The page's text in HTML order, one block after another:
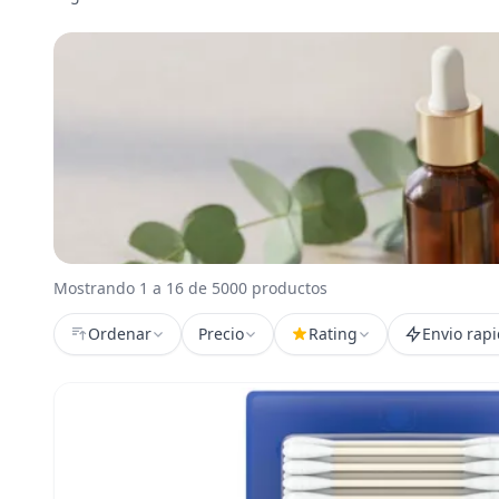
Mostrando 1 a 16 de 5000 productos
Ordenar Precio Rating Envio